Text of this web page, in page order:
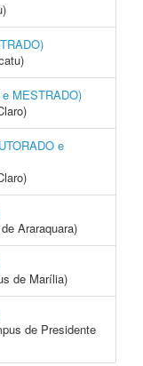
MESTRADO)
e
Araraquara)
de Marília)
de Presidente